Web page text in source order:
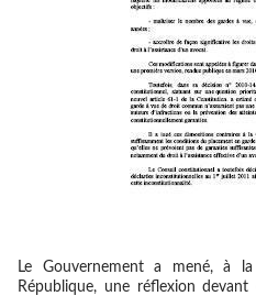
Le Gouvernement a mené, à la demande du Président de la
République, une réflexion